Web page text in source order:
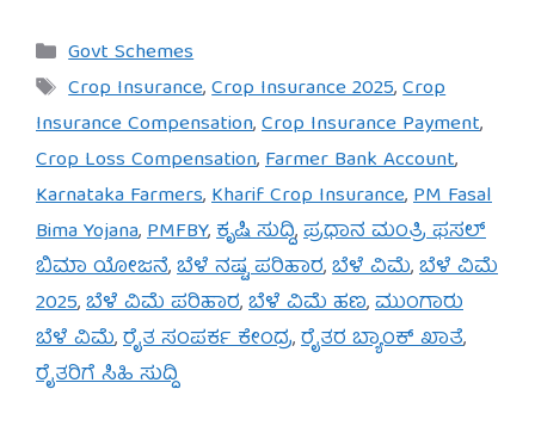
Categories
Govt Schemes
Tags
Crop Insurance,Crop Insurance 2025,Crop
Insurance Compensation,Crop Insurance Payment,
Crop Loss Compensation,Farmer Bank Account,
Karnataka Farmers,Kharif Crop Insurance,PM Fasal
Bima Yojana,PMFBY,ಕೃಷಿ ಸುದ್ದಿ,ಪ್ರಧಾನ ಮಂತ್ರಿ ಫಸಲ್
ಬಿಮಾ ಯೋಜನೆ,ಬೆಳೆ ನಷ್ಟ ಪರಿಹಾರ,ಬೆಳೆ ವಿಮೆ,ಬೆಳೆ ವಿಮೆ
2025,ಬೆಳೆ ವಿಮೆ ಪರಿಹಾರ,ಬೆಳೆ ವಿಮೆ ಹಣ,ಮುಂಗಾರು
ಬೆಳೆ ವಿಮೆ,ರೈತ ಸಂಪರ್ಕ ಕೇಂದ್ರ,ರೈತರ ಬ್ಯಾಂಕ್ ಖಾತೆ,
ರೈತರಿಗೆ ಸಿಹಿ ಸುದ್ದಿ